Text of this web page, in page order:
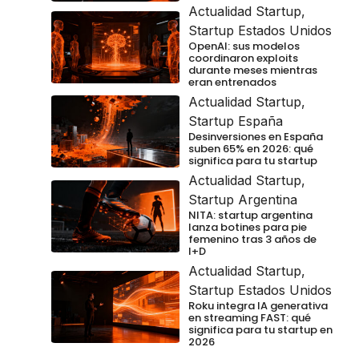
Actualidad Startup,
Startup Estados Unidos
OpenAI: sus modelos
coordinaron exploits
durante meses mientras
eran entrenados
Actualidad Startup,
Startup España
Desinversiones en España
suben 65% en 2026: qué
significa para tu startup
Actualidad Startup,
Startup Argentina
NITA: startup argentina
lanza botines para pie
femenino tras 3 años de
I+D
Actualidad Startup,
Startup Estados Unidos
Roku integra IA generativa
en streaming FAST: qué
significa para tu startup en
2026